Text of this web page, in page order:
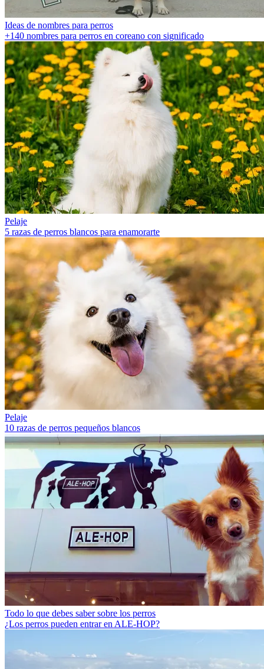
Ideas de nombres para perros
+140 nombres para perros en coreano con significado
Pelaje
5 razas de perros blancos para enamorarte
Pelaje
10 razas de perros pequeños blancos
Todo lo que debes saber sobre los perros
¿Los perros pueden entrar en ALE-HOP?